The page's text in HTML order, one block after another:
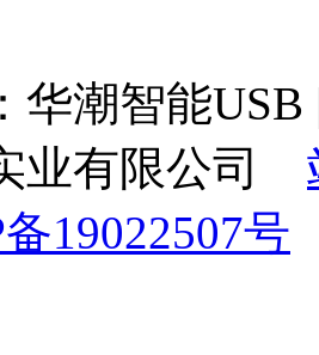
华潮智能
业有限公司
19022507号